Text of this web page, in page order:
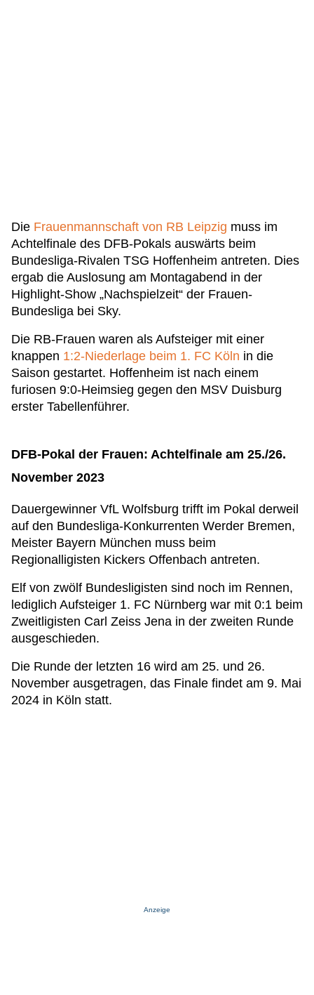
Die Frauenmannschaft von RB Leipzig muss im
Achtelfinale des DFB-Pokals auswärts beim
Bundesliga-Rivalen TSG Hoffenheim antreten. Dies
ergab die Auslosung am Montagabend in der
Highlight-Show „Nachspielzeit“ der Frauen-
Bundesliga bei Sky.
Die RB-Frauen waren als Aufsteiger mit einer
knappen 1:2-Niederlage beim 1. FC Köln in die
Saison gestartet. Hoffenheim ist nach einem
furiosen 9:0-Heimsieg gegen den MSV Duisburg
erster Tabellenführer.
DFB-Pokal der Frauen: Achtelfinale am 25./26.
November 2023
Dauergewinner VfL Wolfsburg trifft im Pokal derweil
auf den Bundesliga-Konkurrenten Werder Bremen,
Meister Bayern München muss beim
Regionalligisten Kickers Offenbach antreten.
Elf von zwölf Bundesligisten sind noch im Rennen,
lediglich Aufsteiger 1. FC Nürnberg war mit 0:1 beim
Zweitligisten Carl Zeiss Jena in der zweiten Runde
ausgeschieden.
Die Runde der letzten 16 wird am 25. und 26.
November ausgetragen, das Finale findet am 9. Mai
2024 in Köln statt.
Anzeige